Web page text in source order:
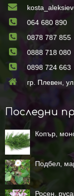
064 680 890
0878 787 855
0888 718 080
0898 724 663
гр. Плевен,
Последни
Копър,
Подбел,
Росен,